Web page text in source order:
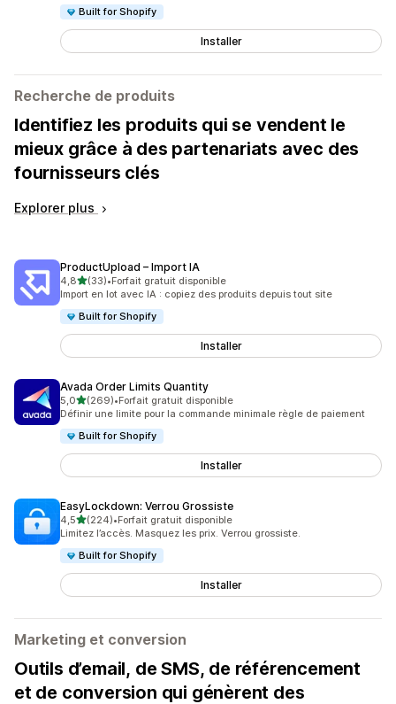
Built for Shopify
Installer
Recherche de produits
Identifiez les produits qui se vendent le
mieux grâce à des partenariats avec des
fournisseurs clés
Explorer plus
ProductUpload – Import IA
4,8étoile(s) sur 5
(33)
33 avis au total
•Forfait gratuit disponible
Import en lot avec IA : copiez des produits depuis tout site
Built for Shopify
Installer
Avada Order Limits Quantity
5,0étoile(s) sur 5
(269)
269 avis au total
•Forfait gratuit disponible
Définir une limite pour la commande minimale règle de paiement
Built for Shopify
Installer
EasyLockdown: Verrou Grossiste
4,5étoile(s) sur 5
(224)
224 avis au total
•Forfait gratuit disponible
Limitez l’accès. Masquez les prix. Verrou grossiste.
Built for Shopify
Installer
Marketing et conversion
Outils d’email, de SMS, de référencement
et de conversion qui génèrent des